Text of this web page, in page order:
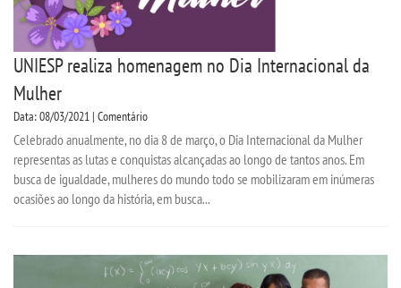
UNIESP realiza homenagem no Dia Internacional da
Mulher
Data: 08/03/2021 | Comentário
Celebrado anualmente, no dia 8 de março, o Dia Internacional da Mulher
representas as lutas e conquistas alcançadas ao longo de tantos anos. Em
busca de igualdade, mulheres do mundo todo se mobilizaram em inúmeras
ocasiões ao longo da história, em busca...